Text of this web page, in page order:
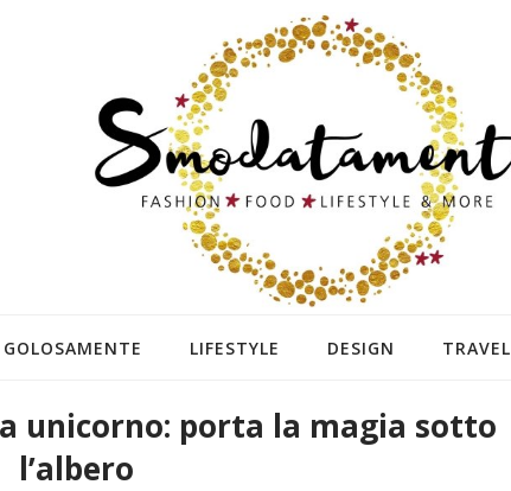
GOLOSAMENTE LIFESTYLE DESIGN TRAVEL
unicorno: porta la magia sotto
l’albero